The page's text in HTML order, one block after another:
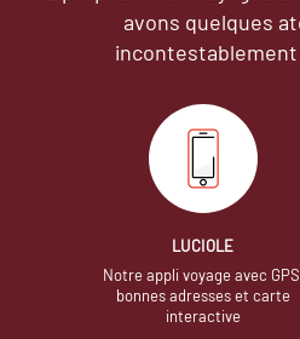
avons quelques
LUCIOLE
Notre appli voyage avec
bonnes adresses et carte
interactive